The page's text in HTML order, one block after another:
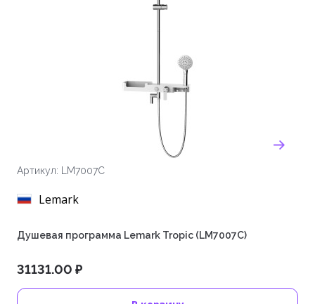
Артикул: LM7007C
Lemark
Душевая программа Lemark Tropic (LM7007C)
31131.00 ₽